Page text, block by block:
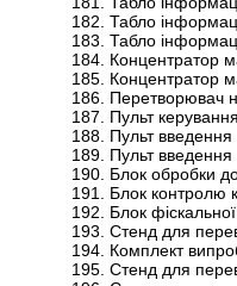
Табло
Табло
Концентратор
Концентратор
Перетворювач
Пульт
Пульт
Пульт
Блок обробки
Блок контролю
Блок
Стенд для
Комплект
Стенд для